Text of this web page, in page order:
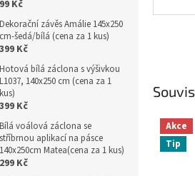
99 Kč
Dekorační závěs Amálie 145x250
cm-šedá/bílá (cena za 1 kus)
399 Kč
Hotová bílá záclona s výšivkou
L1037, 140x250 cm (cena za 1
kus)
399 Kč
Bílá voálová záclona se
stříbrnou aplikací na pásce
140x250cm Matea(cena za 1 kus)
299 Kč
Akce
Tip